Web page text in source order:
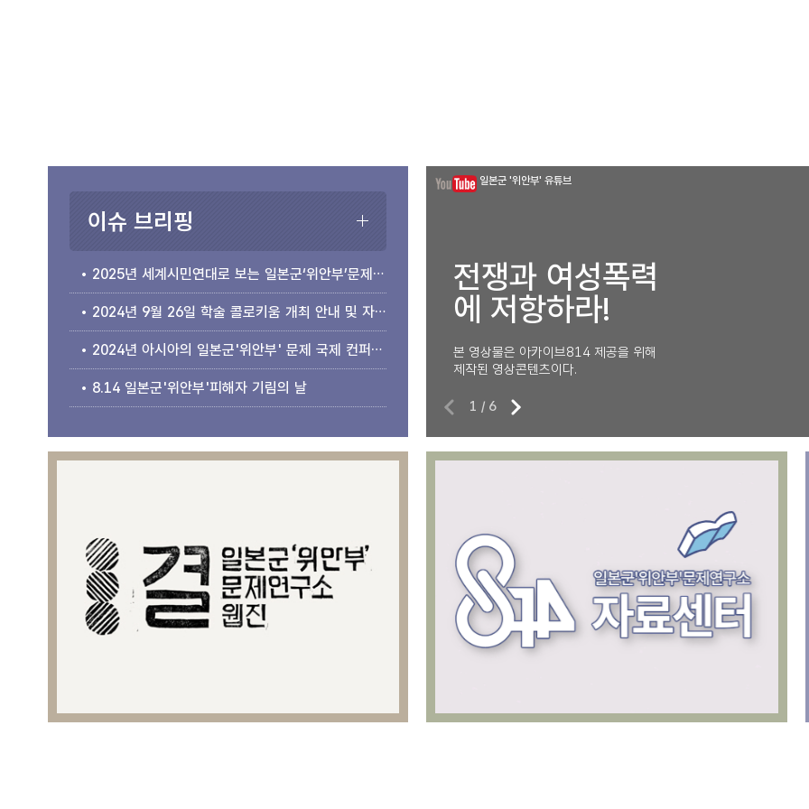
이슈 브리핑
2025년 세계시민연대로 보는 일본군‘위안부’문제 국제 컨퍼런스 개최 안내
2024년 9월 26일 학술 콜로키움 개최 안내 및 자료집 소개
2024년 아시아의 일본군'위안부' 문제 국제 컨퍼런스 개최 안내
8.14 일본군'위안부'피해자 기림의 날
일본군 '위안부' 유튜브
전쟁과 여성폭력
에 저항하라!
본 영상물은 아카이브814 제공을 위해
제작된 영상콘텐츠이다.
1 / 6